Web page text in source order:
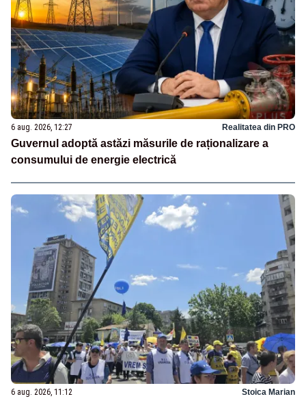
6 aug. 2026, 12:27 Realitatea din PRO
Guvernul adoptă astăzi măsurile de raționalizare a
consumului de energie electrică
6 aug. 2026, 11:12 Stoica Marian